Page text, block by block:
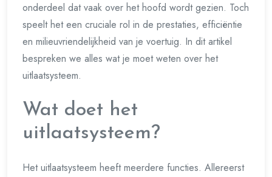
onderdeel dat vaak over het hoofd wordt gezien. Toch
speelt het een cruciale rol in de prestaties, efficiëntie
en milieuvriendelijkheid van je voertuig. In dit artikel
bespreken we alles wat je moet weten over het
uitlaatsysteem.
Wat doet het
uitlaatsysteem?
Het uitlaatsysteem heeft meerdere functies. Allereerst